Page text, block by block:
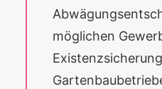
möglichen